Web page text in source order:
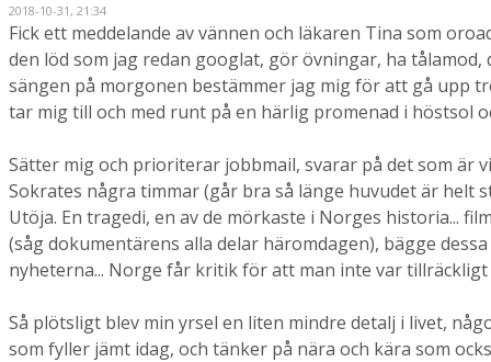
2018-10-31, 21:34
Fick ett meddelande av vännen och läkaren Tina som
den löd som jag redan googlat, gör övningar, ha
sängen på morgonen bestämmer jag mig för att gå upp
tar mig till och med runt på en härlig promenad i höstsol
Sätter mig och prioriterar jobbmail, svarar på det som är
Sokrates några timmar (går bra så länge huvudet är helt
Utöja. En tragedi, en av de mörkaste i Norges historia...
(såg dokumentärens alla delar häromdagen), bägge
nyheterna... Norge får kritik för att man inte var
Så plötsligt blev min yrsel en liten mindre detalj i livet,
som fyller jämt idag, och tänker på nära och kära som